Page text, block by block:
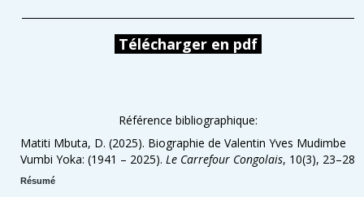
Télécharger en pdf
Référence bibliographique:
Matiti Mbuta, D. (2025). Biographie de Valentin Yves Mudimbe
Vumbi Yoka: (1941 – 2025). Le Carrefour Congolais, 10(3), 23–28
Résumé